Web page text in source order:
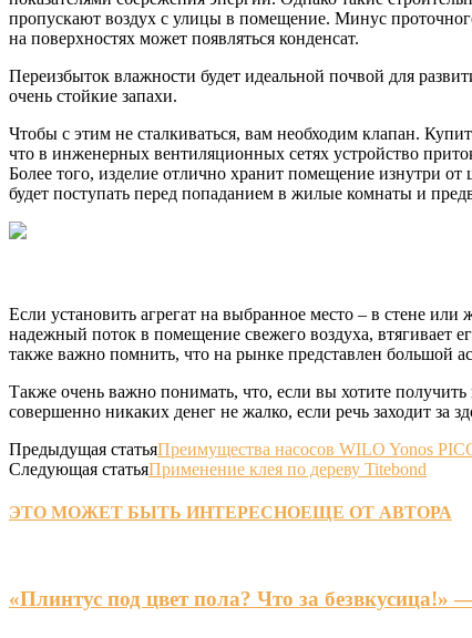
пропускают воздух с улицы в помещение. Минус
на поверхностях может появляться конденсат.
Переизбыток влажности будет идеальной почвой для
очень стойкие запахи.
Чтобы с этим не сталкиваться, вам необходим клапан.
что в инженерных вентиляционных сетях устройство
Более того, изделие отлично хранит помещение изнутри
будет поступать перед попаданием в жилые комнаты и
Если установить агрегат на выбранное место – в стене или
надежный поток в помещение свежего воздуха, втягивает
также важно помнить, что на рынке представлен большой
Также очень важно понимать, что, если вы хотите получить
совершенно никаких денег не жалко, если речь заходит за
Предыдущая статьяПреимущества насосов WILO Yonos
Следующая статьяПрименение клея по дереву Titebond
ЭТО МОЖЕТ БЫТЬ ИНТЕРЕСНОЕЩЕ ОТ АВТОРА
«Плинтус под цвет пола? Что за